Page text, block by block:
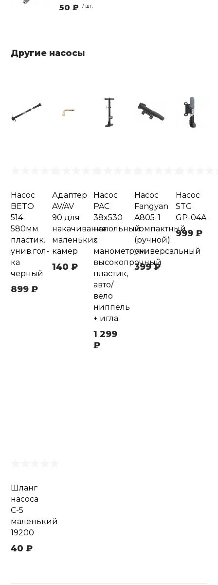
50 ₽ / шт.
Другие насосы
Насос
BETO
514-
580мм
пластик.
унив.гол-
ка
черный
899 ₽
Адаптер
AV/AV
90 для
накачивания
маленьких
камер
140 ₽
Насос
PAC
38x530
напольный
с
манометром
высокопрочный
пластик,
авто/
вело
ниппель
+ игла
1 299
₽
Насос
Fangyan
A805-1
компактный
(ручной)
универсальный
399 ₽
Насос
STG
GP-04A
999 ₽
Шланг
насоса
С-5
маленький
19200
40 ₽